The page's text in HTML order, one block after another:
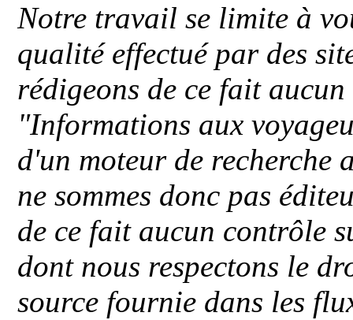
Notre travail se limite à
qualité effectué par des
rédigeons de ce fait
"Informations aux
d'un moteur de recherche
ne sommes donc pas
de ce fait aucun contrôle
dont nous respectons le
source fournie dans les